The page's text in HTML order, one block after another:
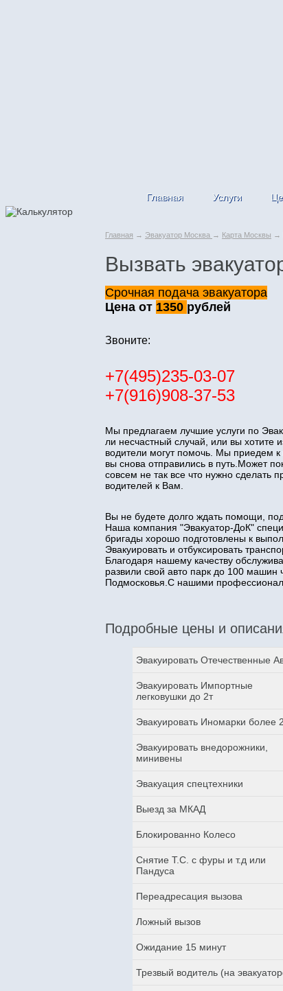
Главная Услуги
Главная → Эвакуатор Москва → Карта Москвы →
Вызвать
Срочная подача эвакуатора
Цена от 1350 рублей
Звоните:
+7(495)235-03-07
+7(916)908-37-53
Мы предлагаем лучшие услуги по
ли несчастный случай, или вы
водители могут помочь. Мы приедем
вы снова отправились в путь.Может
совсем не так все что нужно
водителей к Вам.
Вы не будете долго ждать помощи,
Наша компания "Эвакуатор-ДоК"
бригады хорошо подготовлены к
Эвакуировать и отбуксировать
Благодаря нашему качеству
развили свой авто парк до 100
Подмосковья.С нашими
Подробные цены и
Эвакуировать Отечественные
Эвакуировать Импортные
легковушки до 2т
Эвакуировать Иномарки более
Эвакуировать внедорожники,
минивены
Эвакуация спецтехники
Выезд за МКАД
Блокированно Колесо
Снятие Т.С. с фуры и т.д или
Пандуса
Переадресация вызова
Ложный вызов
Ожидание 15 минут
Трезвый водитель (на